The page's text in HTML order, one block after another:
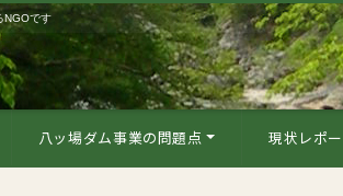
NGOです
八ッ場ダム事業の問題点 現状レポ